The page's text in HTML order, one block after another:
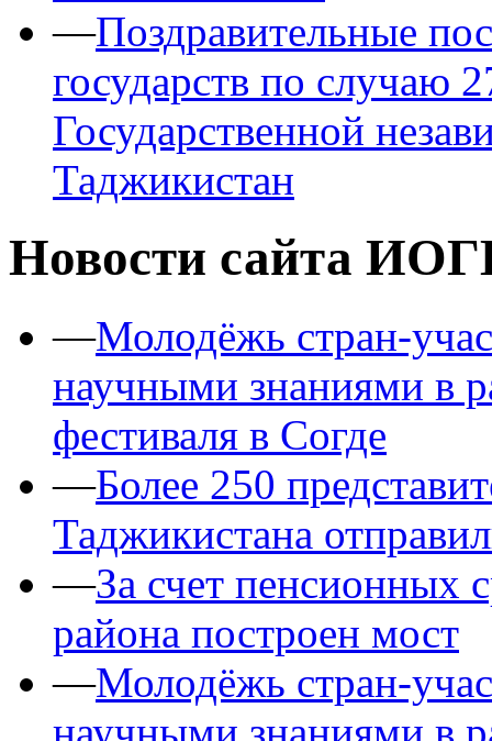
—Поздравительные
государств по случаю
Государственной
Таджикистан
Новости сайта
—Молодёжь стран-
научными знаниями в
фестиваля в Согде
—Более 250
Таджикистана
—За счет пенсионных
района построен мост
—Молодёжь стран-
научными знаниями в